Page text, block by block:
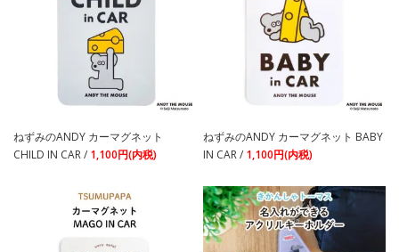
ねずみのANDY カーマグネット
CHILD IN CAR / 1,100円(内税)
ねずみのANDY カーマグネット BABY
IN CAR / 1,100円(内税)